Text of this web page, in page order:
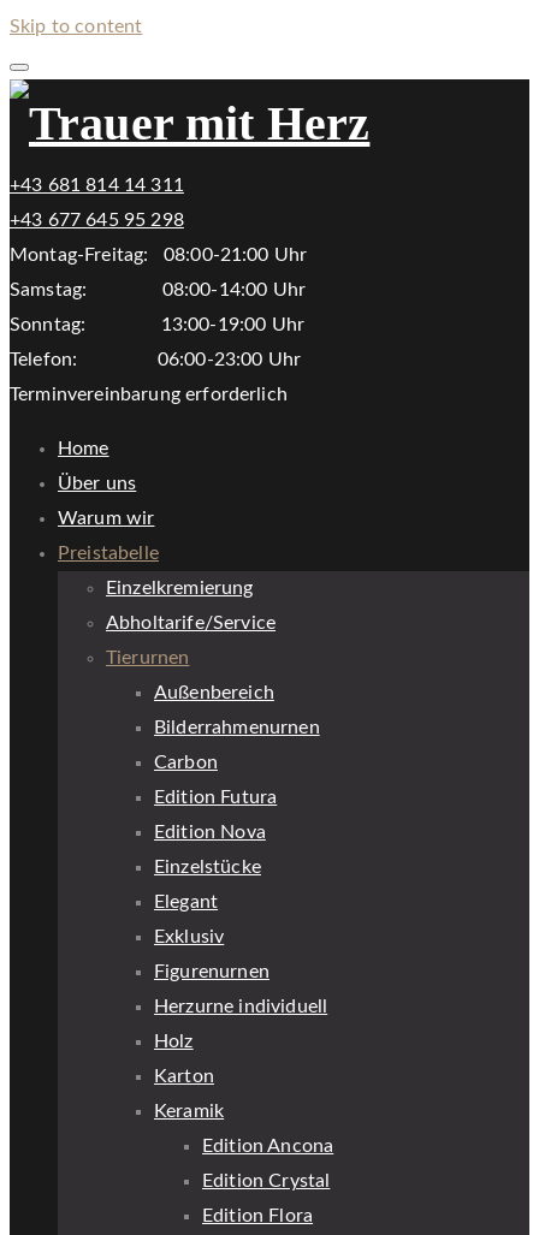
Skip to content
+43 681 814 14 311
+43 677 645 95 298
Montag-Freitag: 08:00-21:00 Uhr
Samstag: 08:00-14:00 Uhr
Sonntag: 13:00-19:00 Uhr
Telefon: 06:00-23:00 Uhr
Terminvereinbarung erforderlich
Home
Über uns
Warum wir
Preistabelle
Einzelkremierung
Abholtarife/Service
Tierurnen
Außenbereich
Bilderrahmenurnen
Carbon
Edition Futura
Edition Nova
Einzelstücke
Elegant
Exklusiv
Figurenurnen
Herzurne individuell
Holz
Karton
Keramik
Edition Ancona
Edition Crystal
Edition Flora